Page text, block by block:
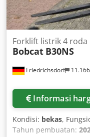
Friedrichsdorf
Forklift listrik 4 roda
Bobcat B30NS
Informasi
Kondisi: bekas,
Tahun pembuatan: